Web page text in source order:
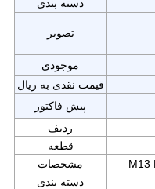
دسته بندی
تصویر
موجودی
قیمت نقدی به ریال
پیش فاکتور
ردیف
قطعه
مشخصات
M13
دسته بندی